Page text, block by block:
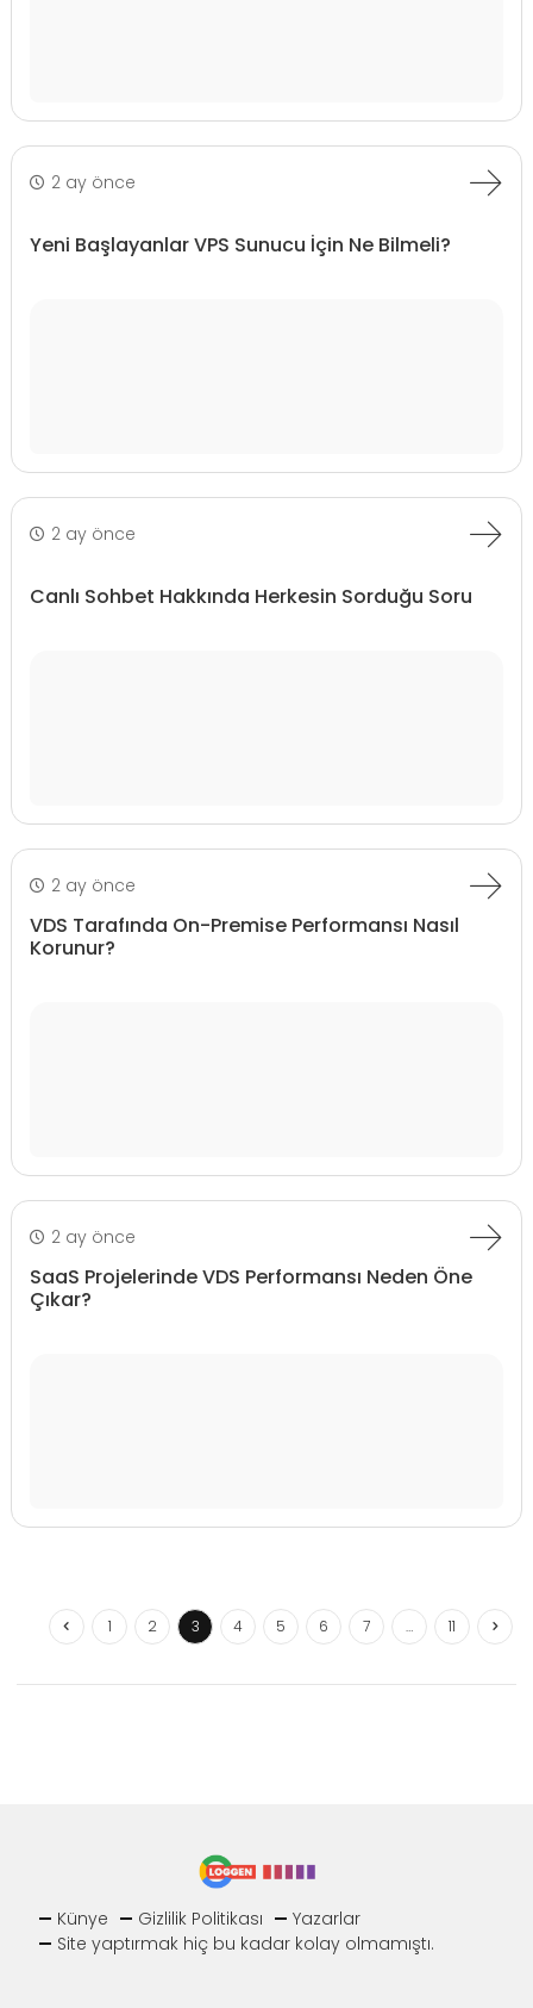
2 ay önce
Yeni Başlayanlar VPS Sunucu İçin Ne Bilmeli?
2 ay önce
Canlı Sohbet Hakkında Herkesin Sorduğu Soru
2 ay önce
VDS Tarafında On-Premise Performansı Nasıl
Korunur?
2 ay önce
SaaS Projelerinde VDS Performansı Neden Öne
Çıkar?
1 2 3 4 5 6 7 … 11
Künye Gizlilik Politikası
Yazarlar
Site yaptırmak hiç bu kadar kolay olmamıştı.